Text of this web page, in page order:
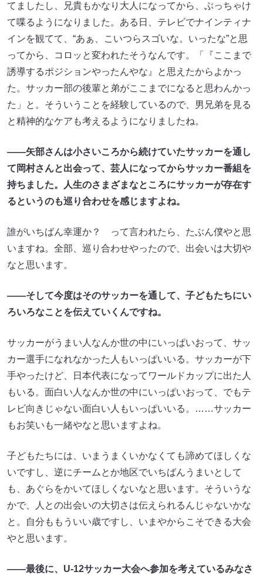
てましたし、兄貴もかなり大人になってから、ぶっちゃけ
て喋るようになりました。ある日、テレビでナインティナ
インを観てて、“あぁ、こいつらスゴいな。いったな”と思
ってから、コロッと変われたそうなんです。「『ここまで
誘導するポジションやったんやな』と思えたからよかっ
た。サッカー部の後輩と弟がここまでになると思わんかっ
た」と。そういうことを経験しているので、男兄弟を見る
と精神的なケアも考えるようになりましたね。
――矢部さんは小さいころから続けていたサッカーを通し
て岡村さんと出会って、芸人になってからサッカー番組を
持ちました。人生のさまざまなところにサッカーが存在す
るというのも巡り合わせを感じますよね。
誰がいちばん幸運か？ って言われたら、たぶん僕やと思
いますね。全部、巡り合わせやったので、出会いは大切や
なと思います。
――そして今度はそのサッカーを通して、子どもたちにい
ろいろなことを伝えていくんですね。
サッカーがうまい人なんか世の中にいっぱいおって、サッ
カー選手になれなかった人もいっぱいいる。サッカーが下
手やったけど、日本代表になってワールドカップに出た人
もいる。面白い人なんか世の中にいっぱいおって、でもテ
レビ向きじゃない面白い人もいっぱいいる。……サッカー
もお笑いも一緒やなと思いますよね。
子どもたちには、いまうまくいかなくても諦めてほしくな
いですし、逆にチームとか地区でいちばんうまいとして
も、あぐらをかいてほしくないなと思います。そういうな
かで、人との出会いの大切さは伝えられるんじゃないかな
と。自分ももういい歳ですし、いまやからこそできる大会
やと思います。
――最後に、U-12サッカー大会へ参加を考えているみなさ